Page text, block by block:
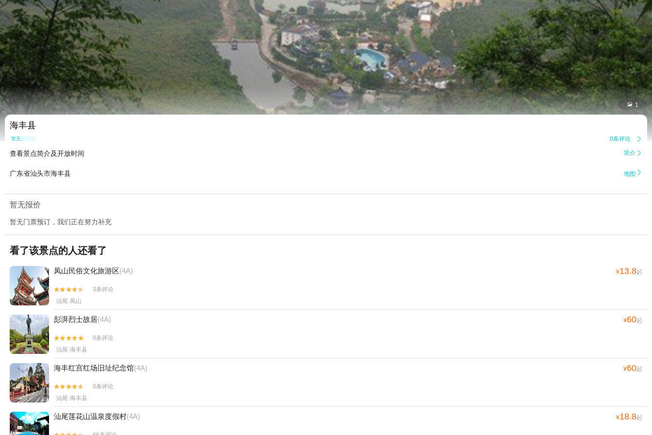
 1
海丰县
暂无点评 0条评论 
查看景点简介及开放时间 简介 
广东省汕头市海丰县 地图 
暂无报价
暂无门票预订，我们正在努力补充
看了该景点的人还看了
凤山民俗文化旅游区(4A) ¥13.8起


3条评论
汕尾·凤山
彭湃烈士故居(4A) ¥60起


0条评论
汕尾·海丰县
海丰红宫红场旧址纪念馆(4A) ¥60起


0条评论
汕尾·海丰县
汕尾莲花山温泉度假村(4A) ¥18.8起